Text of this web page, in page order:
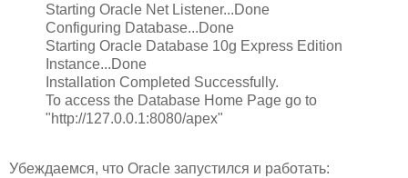
Starting Oracle Net Listener...Done
Configuring Database...Done
Starting Oracle Database 10g Express Edition
Instance...Done
Installation Completed Successfully.
To access the Database Home Page go to
"http://127.0.0.1:8080/apex"
Убеждаемся, что Oracle запустился и работать: